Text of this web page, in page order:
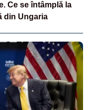
Ce se întâmplă la
din Ungaria